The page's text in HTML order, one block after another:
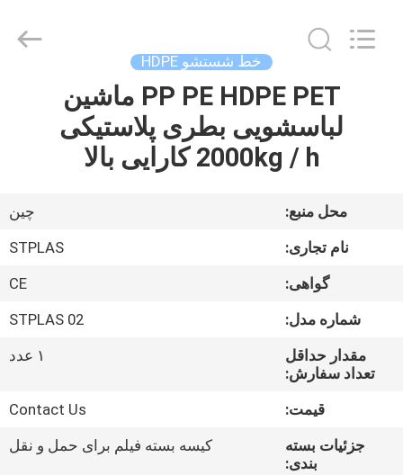
صفحه
درباره
کارخانه
MACHINERY
CO.,LTD.
خط شستشو HDPE
PP PE HDPE PET ماشین
لباسشویی بطری پلاستیکی
2000kg / h کارایی بالا
محل منبع:
چین
نام تجاری:
STPLAS
گواهی:
CE
شماره مدل:
STPLAS 02
مقدار حداقل
تعداد سفارش:
۱ عدد
قیمت:
Contact Us
جزئیات بسته
بندی:
کیسه بسته فیلم برای حمل و نقل